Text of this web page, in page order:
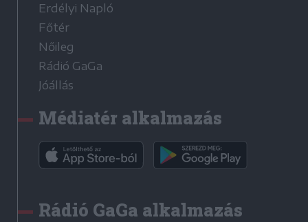
Erdélyi Napló
Főtér
Nőileg
Rádió GaGa
Jóállás
Médiatér alkalmazás
Rádió GaGa alkalmazás